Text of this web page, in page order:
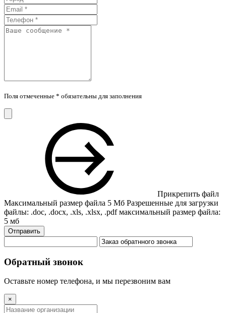
Поля отмеченные * обязательны для заполнения
Прикрепить файл
Максимальный размер файла 5 Мб Разрешенные для загрузки
файлы: .doc, .docx, .xls, .xlsx, .pdf максимальный размер файла:
5 мб
Отправить
Обратный звонок
Оставьте номер телефона, и мы перезвоним вам
×